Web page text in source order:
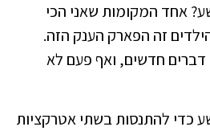
אחד המקומות שאני הכי
זה הפארק הענק הזה.
חדשים, ואף פעם לא
כדי להתנסות בשתי אטרקציות